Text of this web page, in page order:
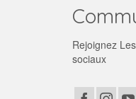
Rejoignez
sociaux